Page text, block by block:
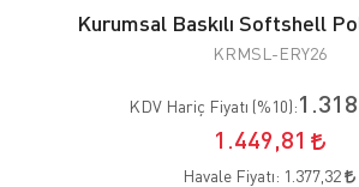
Kurumsal Baskılı Softshell
KRMSL-ERY26
KDV Hariç Fiyatı (%10):
1.449,81
Havale Fiyatı: 1.377,32